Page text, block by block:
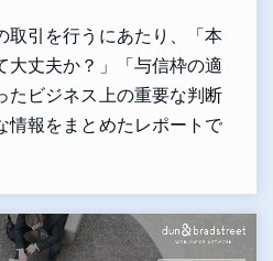
取引を行うにあたり、「本
大丈夫か？」「与信枠の適
たビジネス上の重要な判断
情報をまとめたレポートで